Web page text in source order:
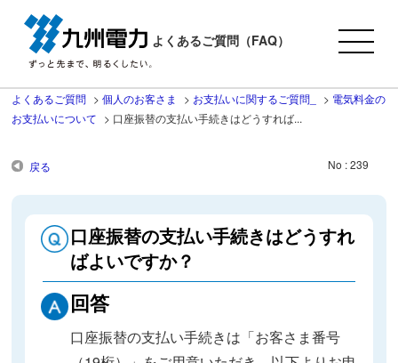
よくあるご質問（FAQ）
よくあるご質問 >個人のお客さま > お支払いに関するご質問_ > 電気料金の
お支払いについて > 口座振替の支払い手続きはどうすれば...
戻る No : 239
口座振替の支払い手続きはどうすれ
ばよいですか？
回答
口座振替の支払い手続きは「お客さま番号